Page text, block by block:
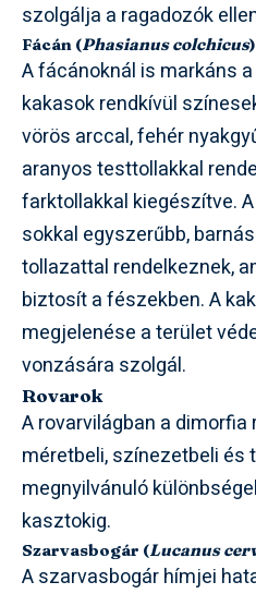
szolgálja a ragadozók
Fácán (Phasianus colchicus)
A fácánoknál is markáns a
kakasok rendkívül
vörös arccal, fehér
aranyos testtollakkal
farktollakkal kiegészítve.
sokkal egyszerűbb,
tollazattal rendelkeznek,
biztosít a fészekben. A
megjelenése a terület
vonzására szolgál.
Rovarok
A rovarvilágban a dimorfia
méretbeli, színezetbeli és
megnyilvánuló
kasztokig.
Szarvasbogár (Lucanus
A szarvasbogár hímjei